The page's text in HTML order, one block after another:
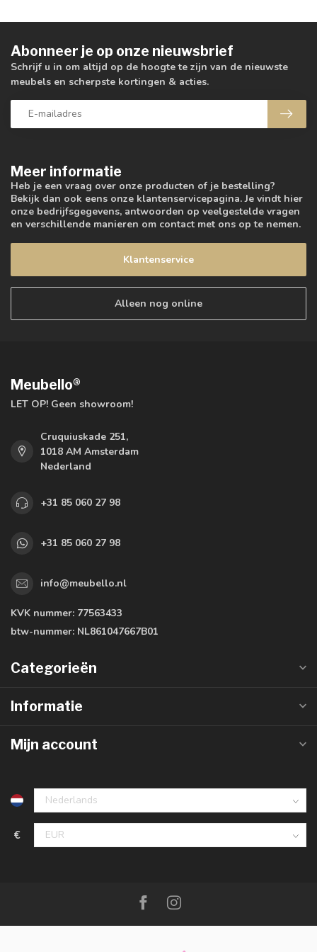
Meer informatie
Heb je een vraag over onze producten of je bestelling?
Bekijk dan ook eens onze klantenservicepagina. Je vindt hier
onze bedrijfsgegevens, antwoorden op veelgestelde vragen
en verschillende manieren om contact met ons op te nemen.
Klantenservice
Alleen nog online
Abonneer je op onze nieuwsbrief
Schrijf u in om altijd op de hoogte te zijn van de nieuwste
meubels en scherpste kortingen & acties.
Meubello®
LET OP! Geen showroom!
Cruquiuskade 251,
1018 AM Amsterdam
Nederland
+31 85 060 27 98
+31 85 060 27 98
info@meubello.nl
KVK nummer: 77563433
btw-nummer: NL861047667B01
Categorieën
Informatie
Mijn account
€